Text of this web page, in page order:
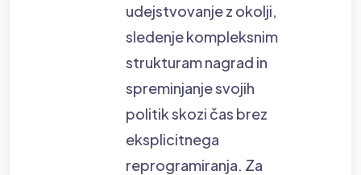
udejstvovanje z okolji,
sledenje kompleksnim
strukturam nagrad in
spreminjanje svojih
politik skozi čas brez
eksplicitnega
reprogramiranja. Za